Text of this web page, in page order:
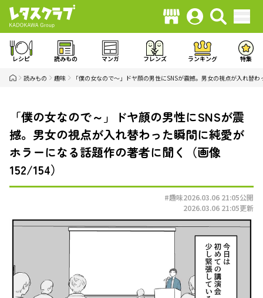
レシピ 読みもの マンガ フレンズ ランキング 特集
読みもの 趣味 「僕の女なので～」ドヤ顔の男性にSNSが震撼。男女の視点が入れ替
「僕の女なので～」ドヤ顔の男性にSNSが震
撼。男女の視点が入れ替わった瞬間に純愛が
ホラーになる話題作の著者に聞く（画像
152/154）
#趣味2026.03.06 21:05公開
2026.03.06 21:05更新